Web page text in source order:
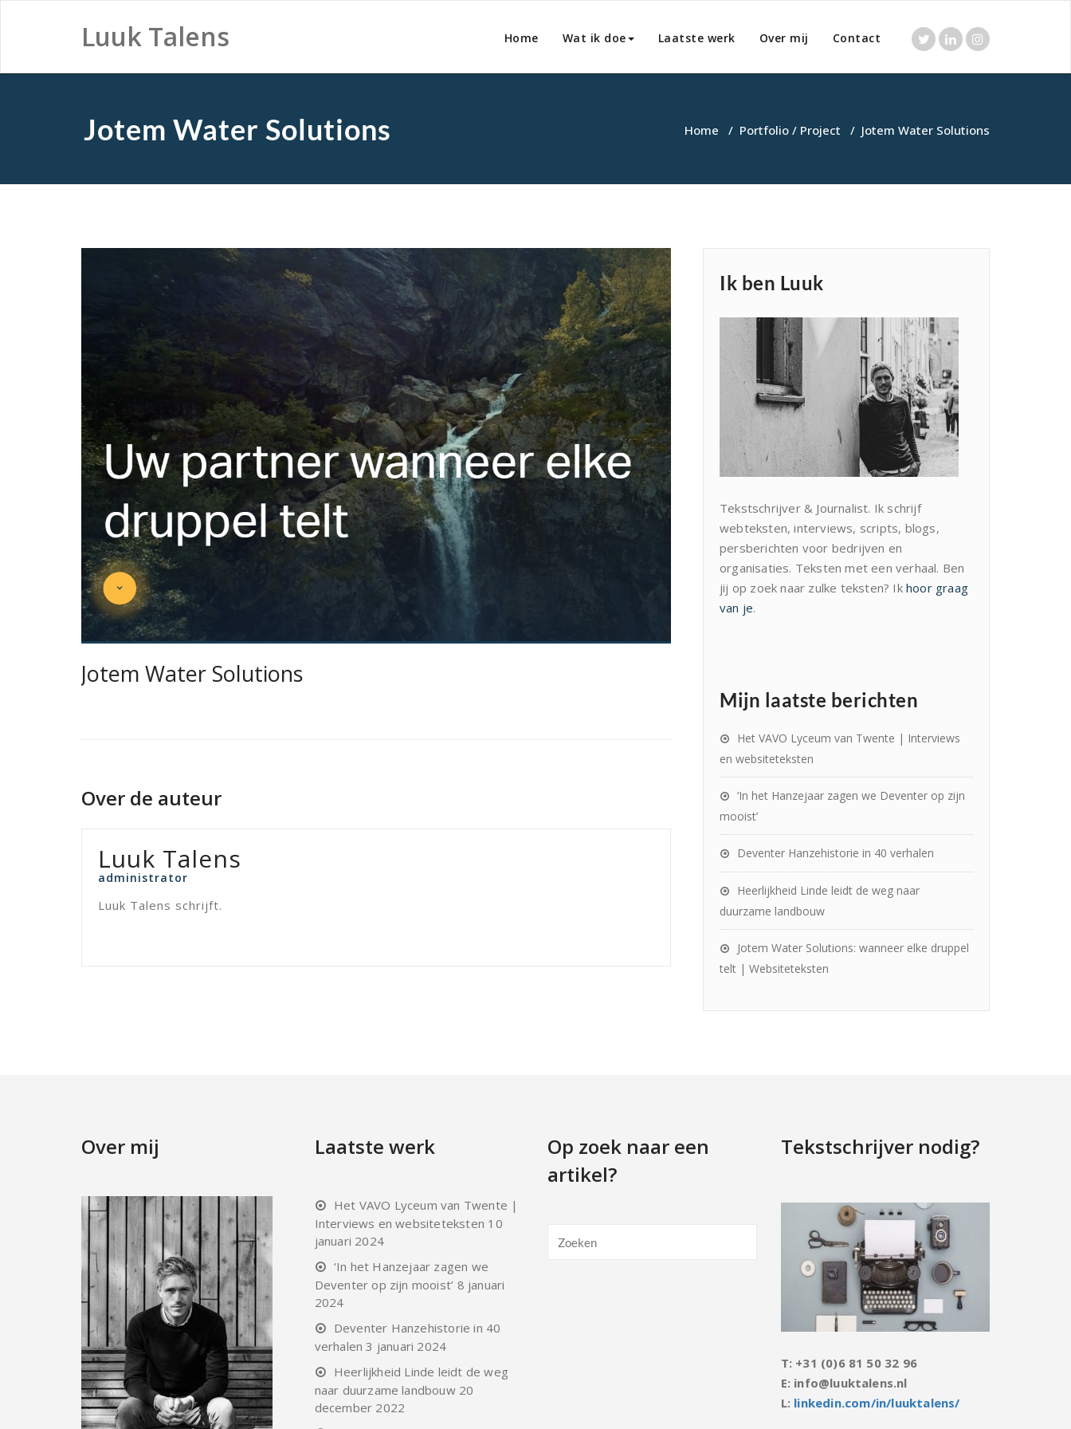
Luuk Talens Home Wat ik doe Laatste werk Over mij Contact
Jotem Water Solutions Home / Portfolio / Project / Jotem Water Solutions
Jotem Water Solutions
Over de auteur
Luuk Talens
administrator
Luuk Talens schrijft.
Ik ben Luuk
Tekstschrijver & Journalist. Ik schrijf
webteksten, interviews, scripts, blogs,
persberichten voor bedrijven en
organisaties. Teksten met een verhaal. Ben
jij op zoek naar zulke teksten? Ik hoor graag
van je.
Mijn laatste berichten
Het VAVO Lyceum van Twente | Interviews
en websiteteksten
‘In het Hanzejaar zagen we Deventer op zijn
mooist’
Deventer Hanzehistorie in 40 verhalen
Heerlijkheid Linde leidt de weg naar
duurzame landbouw
Jotem Water Solutions: wanneer elke druppel
telt | Websiteteksten
Over mij Laatste werk
Het VAVO Lyceum van Twente |
Interviews en websiteteksten 10
januari 2024
‘In het Hanzejaar zagen we
Deventer op zijn mooist’ 8 januari
2024
Deventer Hanzehistorie in 40
verhalen 3 januari 2024
Heerlijkheid Linde leidt de weg
naar duurzame landbouw 20
december 2022
Op zoek naar een
artikel?
Tekstschrijver nodig?
T: +31 (0)6 81 50 32 96
E: info@luuktalens.nl
L: linkedin.com/in/luuktalens/